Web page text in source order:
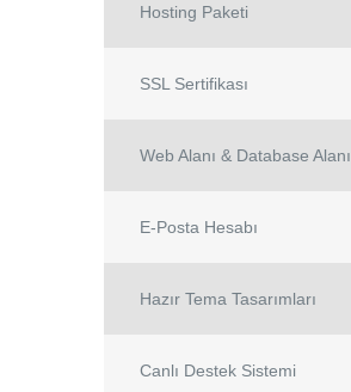
Hosting Paketi
SSL Sertifikası
Web Alanı & Database Alanı
E-Posta Hesabı
Hazır Tema Tasarımları
Canlı Destek Sistemi